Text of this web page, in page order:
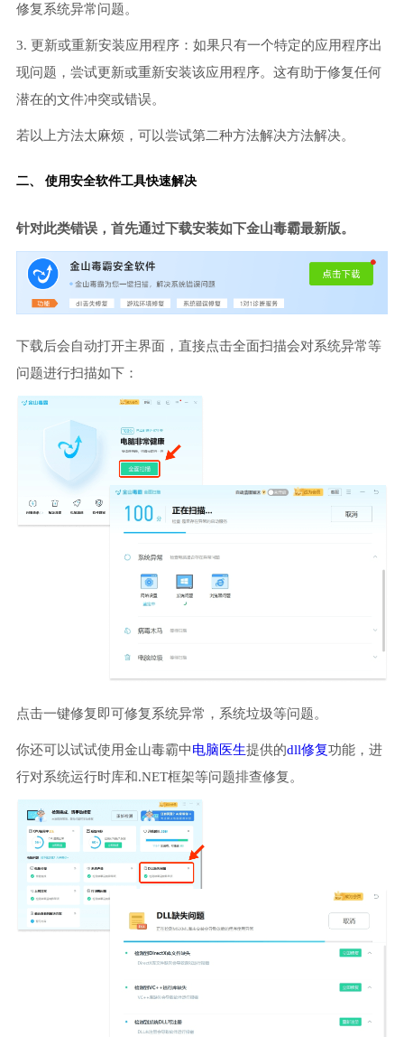
修复系统异常问题。
3. 更新或重新安装应用程序：如果只有一个特定的应用程序出
现问题，尝试更新或重新安装该应用程序。这有助于修复任何
潜在的文件冲突或错误。
若以上方法太麻烦，可以尝试第二种方法解决方法解决。
二、 使用安全软件工具快速解决
针对此类错误，首先通过下载安装如下金山毒霸最新版。
下载后会自动打开主界面，直接点击全面扫描会对系统异常等
问题进行扫描如下：
点击一键修复即可修复系统异常，系统垃圾等问题。
你还可以试试使用金山毒霸中电脑医生提供的dll修复功能，进
行对系统运行时库和.NET框架等问题排查修复。